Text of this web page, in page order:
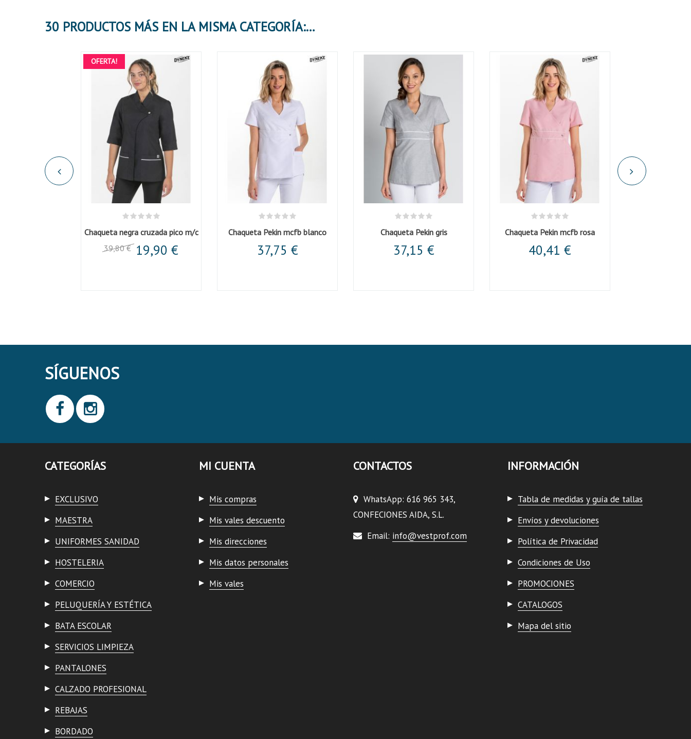
30 PRODUCTOS MÁS EN LA MISMA CATEGORÍA:
OFERTA!
Chaqueta negra cruzada pico m/c
39,80 € 19,90 €
Chaqueta Pekin mcfb blanco
37,75 €
Chaqueta Pekin gris
37,15 €
Chaqueta Pekin mcfb rosa
40,41 €
SÍGUENOS
CATEGORÍAS
EXCLUSIVO
MAESTRA
UNIFORMES SANIDAD
HOSTELERIA
COMERCIO
PELUQUERÍA Y ESTÉTICA
BATA ESCOLAR
SERVICIOS LIMPIEZA
PANTALONES
CALZADO PROFESIONAL
REBAJAS
BORDADO
MI CUENTA
Mis compras
Mis vales descuento
Mis direcciones
Mis datos personales
Mis vales
CONTACTOS
WhatsApp: 616 965 343,
CONFECIONES AIDA, S.L.
Email: info@vestprof.com
INFORMACIÓN
Tabla de medidas y guía de tallas
Envíos y devoluciones
Política de Privacidad
Condiciones de Uso
PROMOCIONES
CATALOGOS
Mapa del sitio